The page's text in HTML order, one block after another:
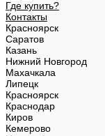
Где купить?
Контакты
Красноярск
Саратов
Казань
Нижний Новгород
Махачкала
Липецк
Красноярск
Краснодар
Киров
Кемерово